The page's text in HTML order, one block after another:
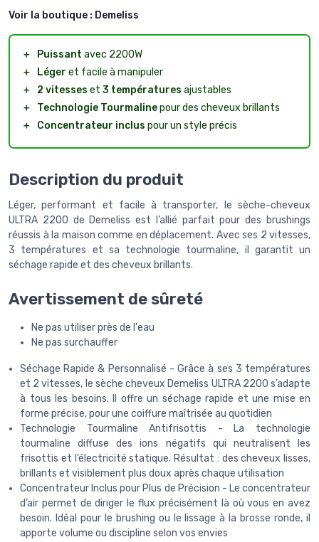
Voir la boutique : Demeliss
＋ Puissant avec 2200W
＋
Léger et facile à manipuler
＋
2 vitesses et 3 températures ajustables
＋
Technologie Tourmalinepour des cheveux brillants
＋
Concentrateur inclus pour un style précis
Description du produit
Léger, performant et facile à transporter, le sèche-cheveux
ULTRA 2200 de Demeliss est l’allié parfait pour des brushings
réussis à la maison comme en déplacement. Avec ses 2 vitesses,
3 températures et sa technologie tourmaline, il garantit un
séchage rapide et des cheveux brillants.
Avertissement de sûreté
Ne pas utiliser près de l'eau
Ne pas surchauffer
Séchage Rapide & Personnalisé - Grâce à ses 3 températures
et 2 vitesses, le sèche cheveux Demeliss ULTRA 2200 s’adapte
à tous les besoins. Il offre un séchage rapide et une mise en
forme précise, pour une coiffure maîtrisée au quotidien
Technologie Tourmaline Antifrisottis - La technologie
tourmaline diffuse des ions négatifs qui neutralisent les
frisottis et l’électricité statique. Résultat : des cheveux lisses,
brillants et visiblement plus doux après chaque utilisation
Concentrateur Inclus pour Plus de Précision - Le concentrateur
d’air permet de diriger le flux précisément là où vous en avez
besoin. Idéal pour le brushing ou le lissage à la brosse ronde, il
apporte volume ou discipline selon vos envies